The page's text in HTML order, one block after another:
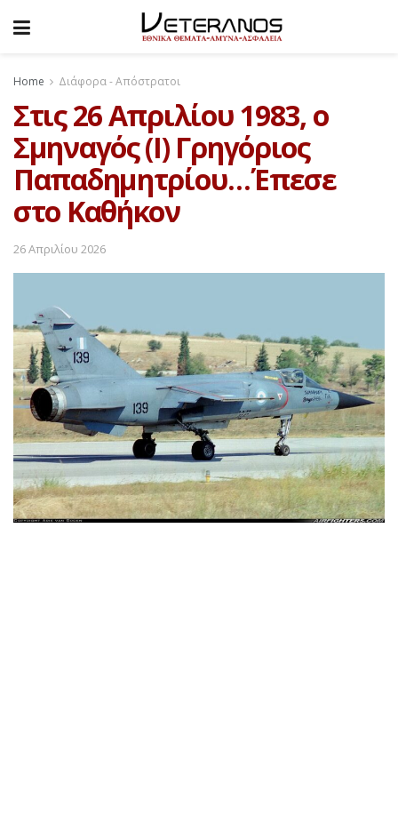
Home Διάφορα - Απόστρατοι
Στις 26 Απριλίου 1983, ο
Σμηναγός (Ι) Γρηγόριος
Παπαδημητρίου…Έπεσε
στο Καθήκον
26 Απριλίου 2026